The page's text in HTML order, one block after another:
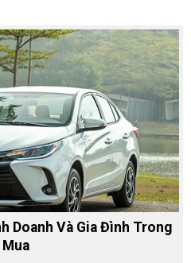
Doanh Và Gia Đình Trong